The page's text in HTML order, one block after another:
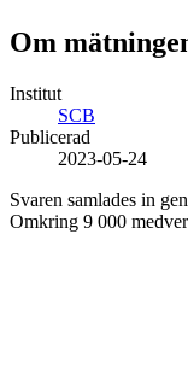
Om
Institut
SCB
Publicerad
2023-05-24
Svaren samlades in
Omkring 9 000